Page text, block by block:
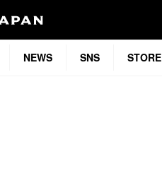
NEWS SNS STORE